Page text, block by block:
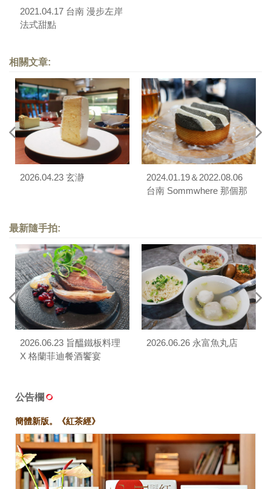
2021.04.17 台南 漫步左岸
法式甜點
相關文章:
2026.04.23 玄瀞
2024.01.19＆2022.08.06
台南 Sommwhere 那個那
最新隨手拍:
2026.06.23 旨醞鐵板料理
X 格蘭菲迪餐酒饗宴
2026.06.26 永富魚丸店
公告欄
簡體新版。《紅茶經》